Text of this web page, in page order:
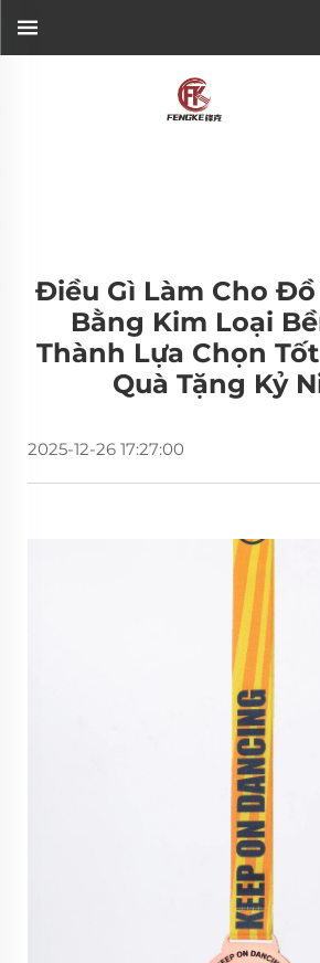
Điều Gì Làm Cho
Bằng Kim Loại
Thành Lựa Chọn
Quà Tặng Kỷ
2025-12-26 17:27:00